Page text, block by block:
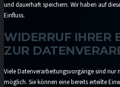
und dauerhaft speichern. Wir haben auf
Einfluss.
WIDERRUF IHRER
ZUR
Viele Datenverarbeitungsvorgänge sind
möglich. Sie können eine bereits erteilte